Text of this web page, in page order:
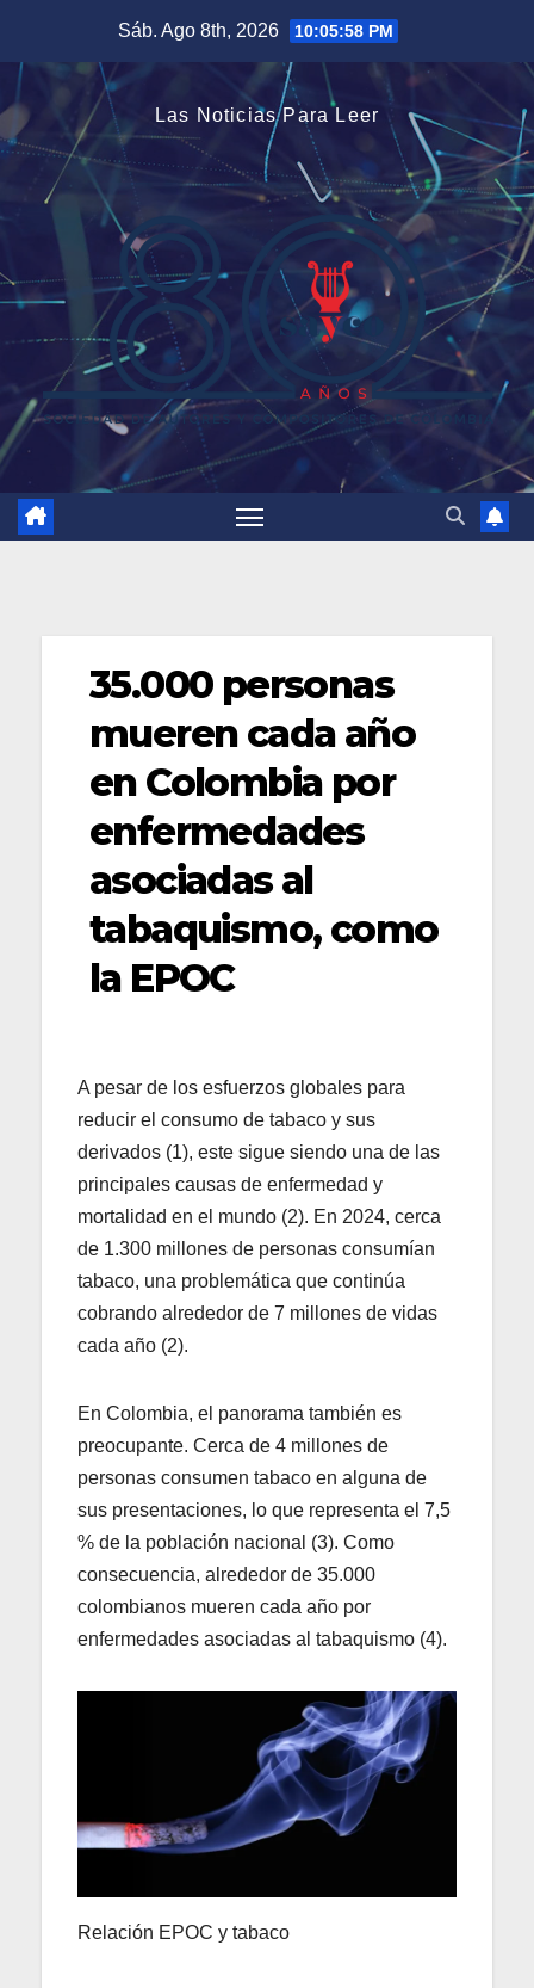
contenido
Sáb. Ago 8th, 2026 10:05:59 PM
Las Noticias Para Leer
35.000 personas
mueren cada año
en Colombia por
enfermedades
asociadas al
tabaquismo, como
la EPOC
A pesar de los esfuerzos globales para
reducir el consumo de tabaco y sus
derivados (1), este sigue siendo una de las
principales causas de enfermedad y
mortalidad en el mundo (2). En 2024, cerca
de 1.300 millones de personas consumían
tabaco, una problemática que continúa
cobrando alrededor de 7 millones de vidas
cada año (2).
En Colombia, el panorama también es
preocupante. Cerca de 4 millones de
personas consumen tabaco en alguna de
sus presentaciones, lo que representa el 7,5
% de la población nacional (3). Como
consecuencia, alrededor de 35.000
colombianos mueren cada año por
enfermedades asociadas al tabaquismo (4).
Relación EPOC y tabaco